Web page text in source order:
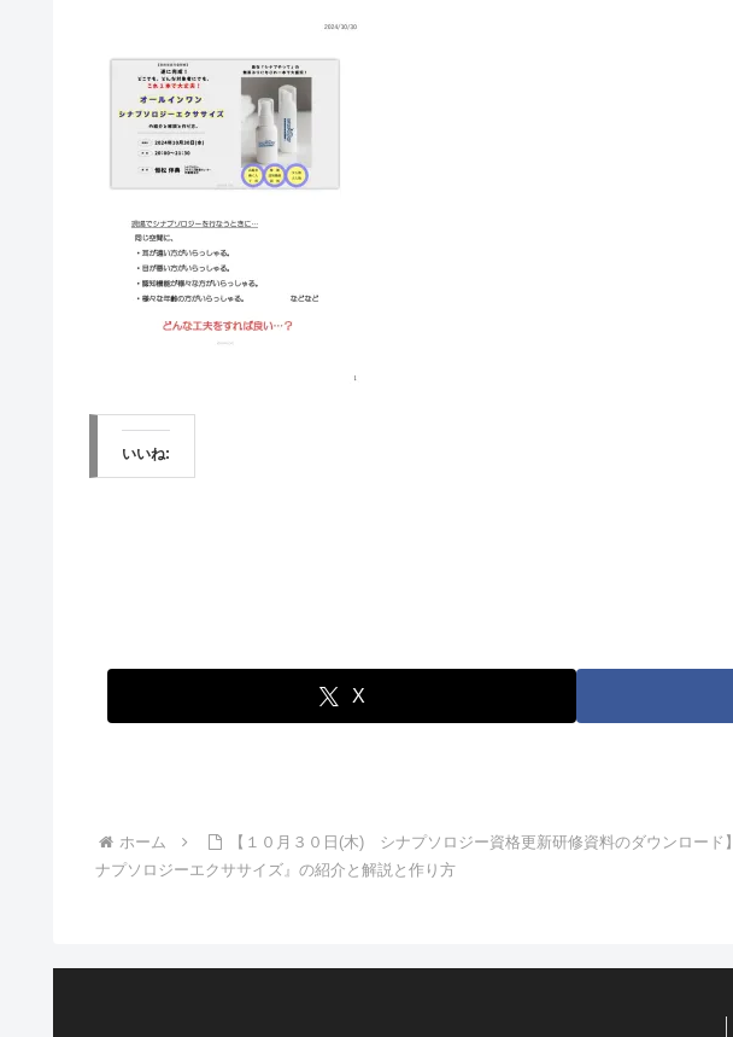
いいね:
X
ホーム 【１０月３０日(木) シナプソロジー資格更新研修資料のダウンロード】
ナプソロジーエクササイズ』の紹介と解説と作り方